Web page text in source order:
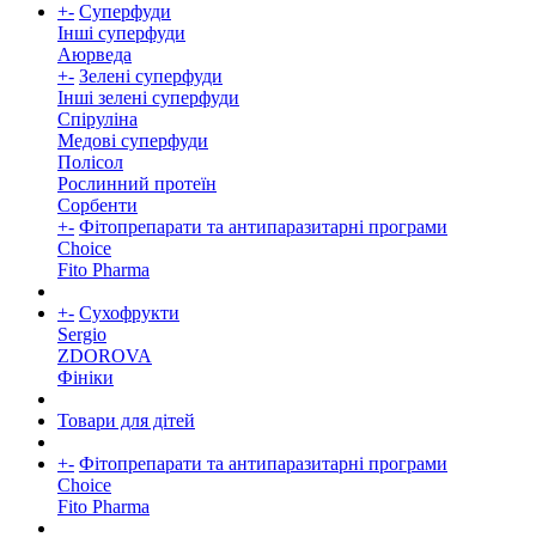
+- Суперфуди
Інші суперфуди
Аюрведа
+- Зелені суперфуди
Інші зелені суперфуди
Спіруліна
Медові суперфуди
Полісол
Рослинний протеїн
Сорбенти
+- Фітопрепарати та антипаразитарні програми
Choice
Fito Pharma
+- Сухофрукти
Sergio
ZDOROVA
Фініки
Товари для дітей
+- Фітопрепарати та антипаразитарні програми
Choice
Fito Pharma